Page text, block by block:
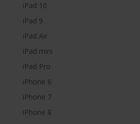
iPad 10
iPad 9
iPad Air
iPad mini
iPad Pro
iPhone 6
iPhone 7
iPhone 8